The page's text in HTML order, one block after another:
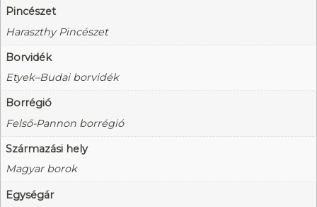
Pincészet
Haraszthy Pincészet
Borvidék
Etyek–Budai borvidék
Borrégió
Felső-Pannon borrégió
Származási hely
Magyar borok
Egységár